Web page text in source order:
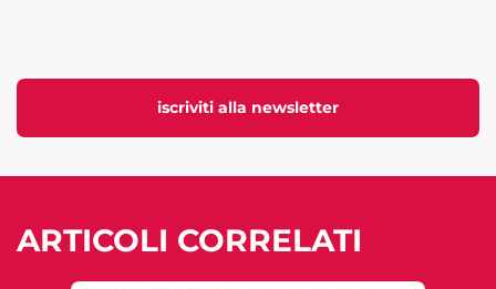
iscriviti alla newsletter
ARTICOLI CORRELATI